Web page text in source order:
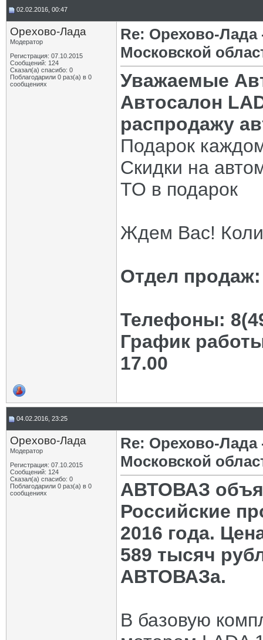
02.02.2016, 00:47
Орехово-Лада
Модератор
Регистрация: 07.10.2015
Сообщений: 124
Сказал(а) спасибо: 0
Поблагодарили 0 раз(а) в 0
сообщениях
Re: Орехово-
Московской
Уважаемые
Автосалон
распродажу
Подарок
Скидки на
ТО в подарок
Ждем Вас!
Отдел продаж:
Телефоны:
График
17.00
04.02.2016, 23:25
Орехово-Лада
Модератор
Регистрация: 07.10.2015
Сообщений: 124
Сказал(а) спасибо: 0
Поблагодарили 0 раз(а) в 0
сообщениях
Re: Орехово-
Московской
АВТОВАЗ
Российские
2016 года.
589 тысяч
АВТОВАЗа.
В базовую